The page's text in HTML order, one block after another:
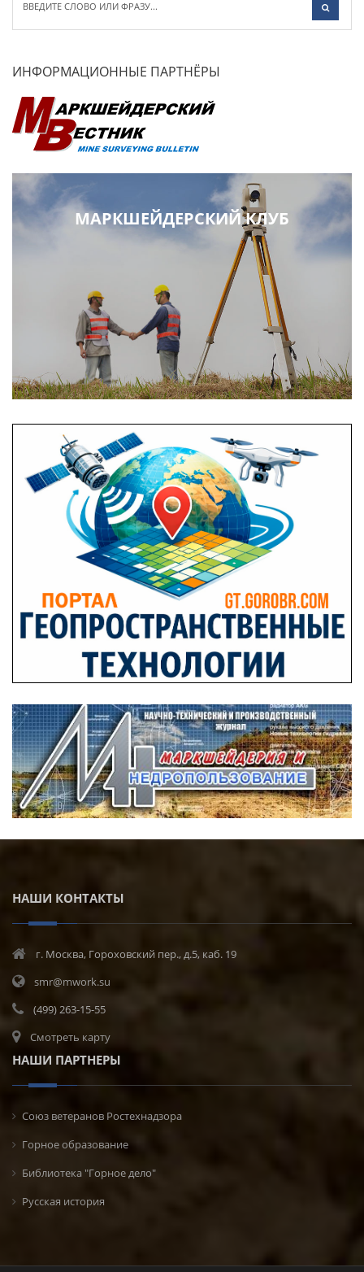
ИНФОРМАЦИОННЫЕ ПАРТНЁРЫ
МАРКШЕЙДЕРСКИЙ КЛУБ
НАШИ КОНТАКТЫ
г. Москва, Гороховский пер., д.5, каб. 19
smr@mwork.su
(499) 263-15-55
Смотреть карту
НАШИ ПАРТНЕРЫ
Союз ветеранов Ростехнадзора
Горное образование
Библиотека "Горное дело"
Русская история